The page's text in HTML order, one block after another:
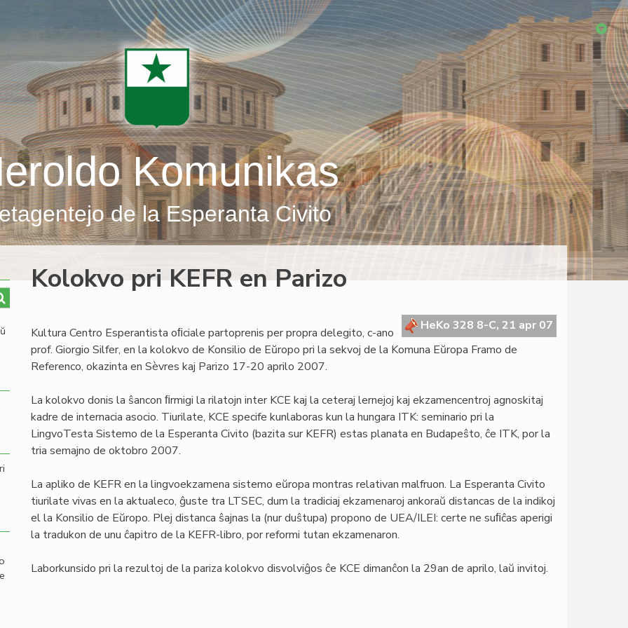
Komunikas
de la Esperanta Civito
Kolokvo pri KEFR en Parizo
HeKo 328 8-C, 21 apr 07
Kultura Centro Esperantista oﬁciale partoprenis per propra delegito, c-ano
prof. Giorgio Silfer, en la kolokvo de Konsilio de Eŭropo pri la sekvoj de la Komuna Eŭropa Framo de
Referenco, okazinta en Sèvres kaj Parizo 17-20 aprilo 2007.
La kolokvo donis la ŝancon ﬁrmigi la rilatojn inter KCE kaj la ceteraj lernejoj kaj ekzamencentroj agnoskitaj
kadre de internacia asocio. Tiurilate, KCE specife kunlaboras kun la hungara ITK: seminario pri la
LingvoTesta Sistemo de la Esperanta Civito (bazita sur KEFR) estas planata en Budapeŝto, ĉe ITK, por la
tria semajno de oktobro 2007.
La apliko de KEFR en la lingvoekzamena sistemo eŭropa montras relativan malfruon. La Esperanta Civito
tiurilate vivas en la aktualeco, ĝuste tra LTSEC, dum la tradiciaj ekzamenaroj ankoraŭ distancas de la indikoj
el la Konsilio de Eŭropo. Plej distanca ŝajnas la (nur duŝtupa) propono de UEA/ILEI: certe ne suﬁĉas aperigi
la tradukon de unu ĉapitro de la KEFR-libro, por reformi tutan ekzamenaron.
Laborkunsido pri la rezultoj de la pariza kolokvo disvolviĝos ĉe KCE dimanĉon la 29an de aprilo, laŭ invitoj.